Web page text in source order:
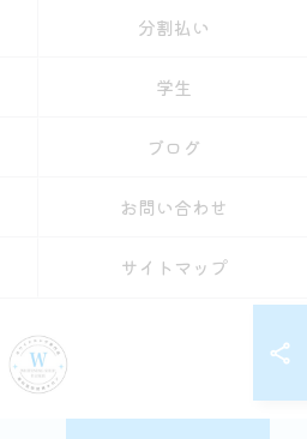
分割払い
学生
ブログ
お問い合わせ
サイトマップ